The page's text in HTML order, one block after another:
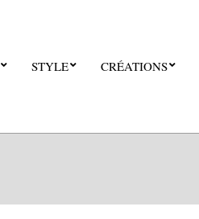
STYLE CRÉATIONS